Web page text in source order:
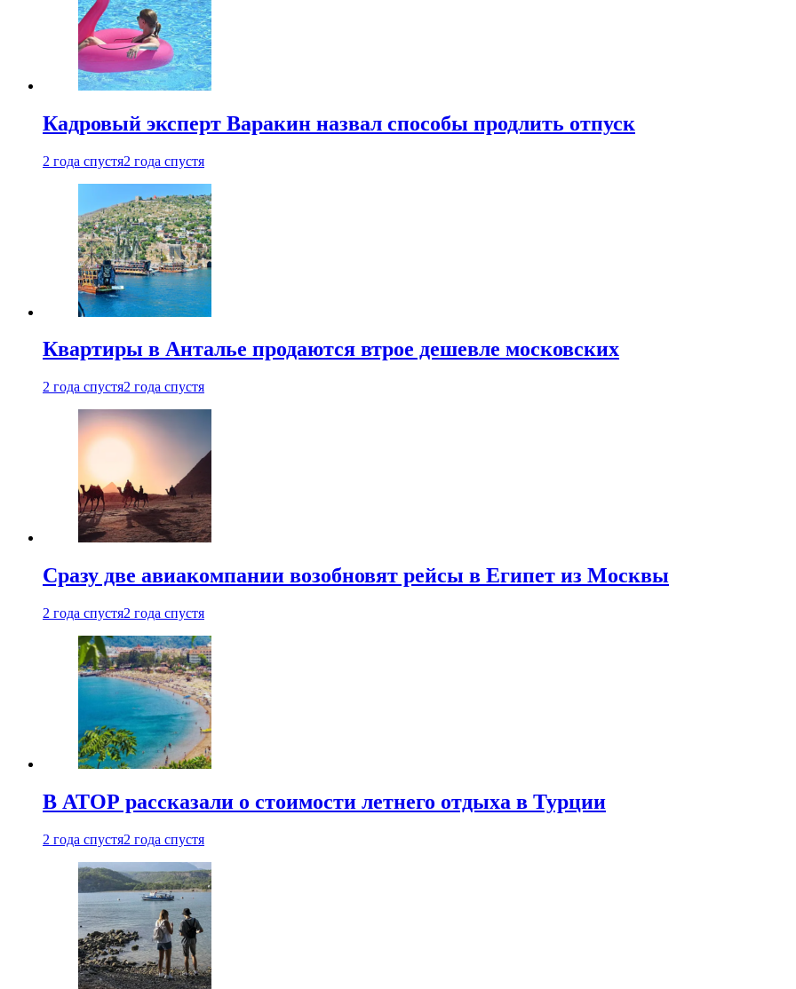
Кадровый эксперт Варакин назвал способы продлить отпуск
2 года спустя2 года спустя
Квартиры в Анталье продаются втрое дешевле московских
2 года спустя2 года спустя
Сразу две авиакомпании возобновят рейсы в Египет из Москвы
2 года спустя2 года спустя
В АТОР рассказали о стоимости летнего отдыха в Турции
2 года спустя2 года спустя